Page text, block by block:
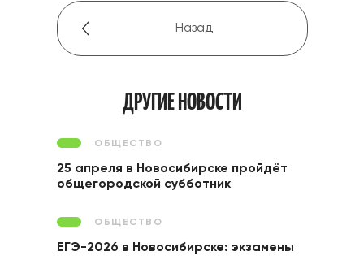
Назад
ДРУГИЕ НОВОСТИ
ОБЩЕСТВО
25 апреля в Новосибирске пройдёт
общегородской субботник
ОБЩЕСТВО
ЕГЭ-2026 в Новосибирске: экзамены